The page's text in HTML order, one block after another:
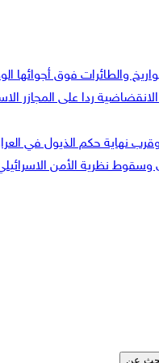
والطائرات فوق أجوائها
ردا على المجازر
نهاية حكم الذيول في
نظرية الأمن
عن